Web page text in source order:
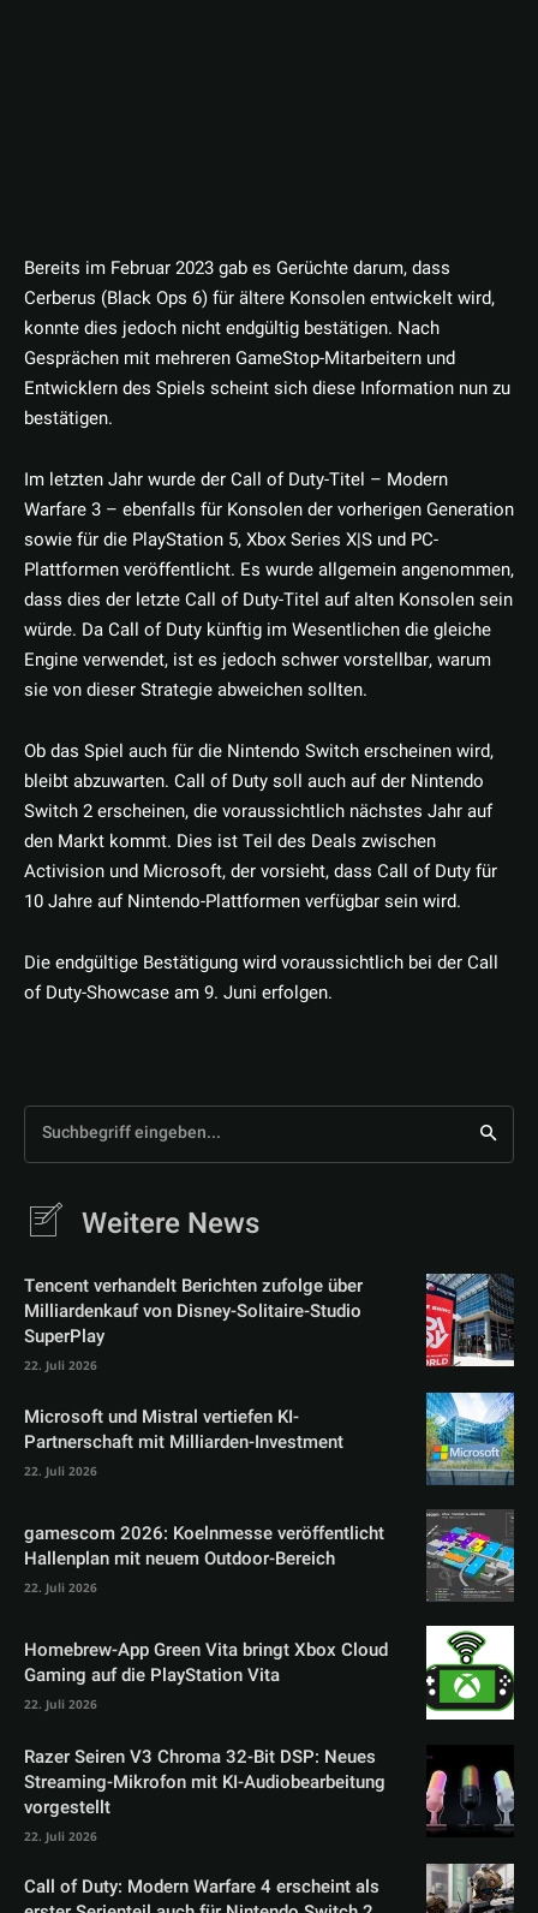
Bereits im Februar 2023 gab es Gerüchte darum, dass
Cerberus (Black Ops 6) für ältere Konsolen entwickelt wird,
konnte dies jedoch nicht endgültig bestätigen. Nach
Gesprächen mit mehreren GameStop-Mitarbeitern und
Entwicklern des Spiels scheint sich diese Information nun zu
bestätigen.
Im letzten Jahr wurde der Call of Duty-Titel – Modern
Warfare 3 – ebenfalls für Konsolen der vorherigen Generation
sowie für die PlayStation 5, Xbox Series X|S und PC-
Plattformen veröffentlicht. Es wurde allgemein angenommen,
dass dies der letzte Call of Duty-Titel auf alten Konsolen sein
würde. Da Call of Duty künftig im Wesentlichen die gleiche
Engine verwendet, ist es jedoch schwer vorstellbar, warum
sie von dieser Strategie abweichen sollten.
Ob das Spiel auch für die Nintendo Switch erscheinen wird,
bleibt abzuwarten. Call of Duty soll auch auf der Nintendo
Switch 2 erscheinen, die voraussichtlich nächstes Jahr auf
den Markt kommt. Dies ist Teil des Deals zwischen
Activision und Microsoft, der vorsieht, dass Call of Duty für
10 Jahre auf Nintendo-Plattformen verfügbar sein wird.
Die endgültige Bestätigung wird voraussichtlich bei der Call
of Duty-Showcase am 9. Juni erfolgen.
Suchbegriff eingeben...
Weitere News
Tencent verhandelt Berichten zufolge über
Milliardenkauf von Disney-Solitaire-Studio
SuperPlay
22. Juli 2026
Microsoft und Mistral vertiefen KI-
Partnerschaft mit Milliarden-Investment
22. Juli 2026
gamescom 2026: Koelnmesse veröffentlicht
Hallenplan mit neuem Outdoor-Bereich
22. Juli 2026
Homebrew-App Green Vita bringt Xbox Cloud
Gaming auf die PlayStation Vita
22. Juli 2026
Razer Seiren V3 Chroma 32-Bit DSP: Neues
Streaming-Mikrofon mit KI-Audiobearbeitung
vorgestellt
22. Juli 2026
Call of Duty: Modern Warfare 4 erscheint als